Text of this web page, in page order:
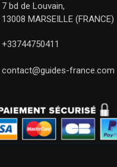
7 bd de Louvain,
13008 MARSEILLE (FRANCE)
+33744750411
contact@guides-france.com